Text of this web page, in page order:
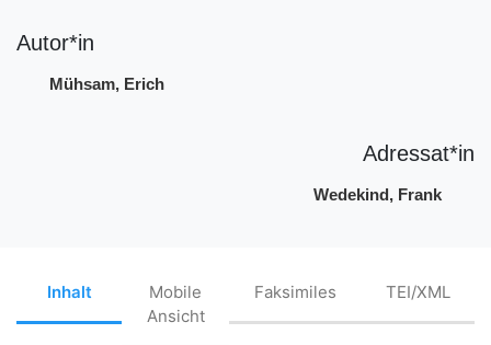
Autor*in
Mühsam, Erich
Adressat*in
Wedekind, Frank
Inhalt
Mobile
Ansicht
Faksimiles TEI/XML